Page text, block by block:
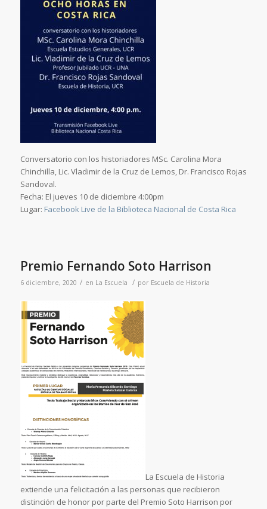
Conversatorio con los historiadores MSc. Carolina Mora
Chinchilla, Lic. Vladimir de la Cruz de Lemos, Dr. Francisco Rojas
Sandoval.
Fecha: El jueves 10 de diciembre 4:00pm
Lugar: Facebook Live de la Biblioteca Nacional de Costa Rica
Premio Fernando Soto Harrison
6 diciembre, 2020 / en La Escuela / por Escuela de Historia
La Escuela de Historia
extiende una felicitación a las personas que recibieron
distinción de honor por parte del Premio Soto Harrison por